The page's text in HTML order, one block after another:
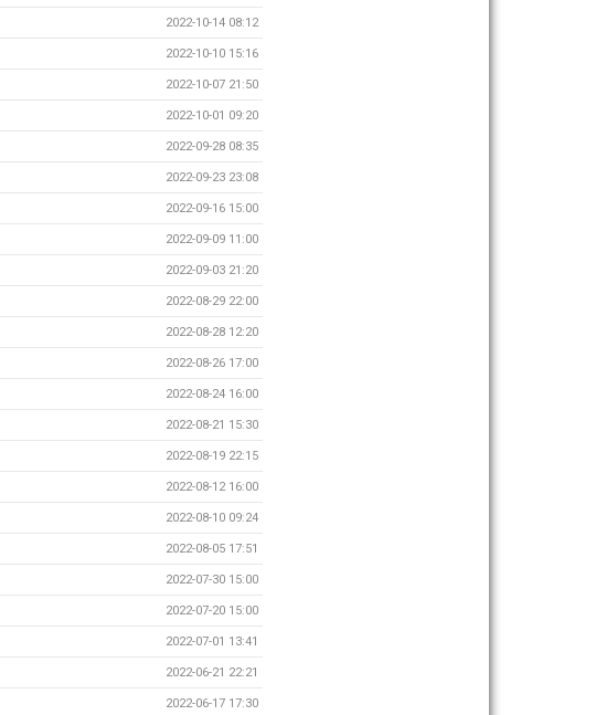
2022-10-14 08:12
2022-10-10 15:16
2022-10-07 21:50
2022-10-01 09:20
2022-09-28 08:35
2022-09-23 23:08
2022-09-16 15:00
2022-09-09 11:00
2022-09-03 21:20
2022-08-29 22:00
2022-08-28 12:20
2022-08-26 17:00
2022-08-24 16:00
2022-08-21 15:30
2022-08-19 22:15
2022-08-12 16:00
2022-08-10 09:24
2022-08-05 17:51
2022-07-30 15:00
2022-07-20 15:00
2022-07-01 13:41
2022-06-21 22:21
2022-06-17 17:30